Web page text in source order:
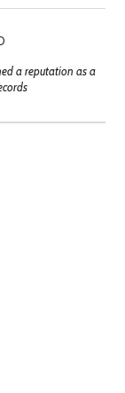
a reputation as a